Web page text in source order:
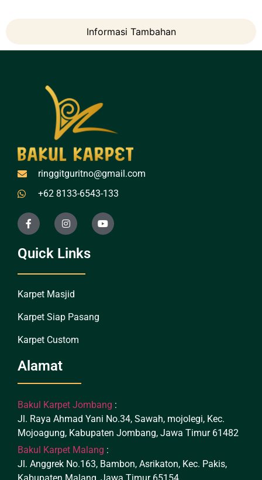
Informasi Tambahan
ringgitguritno@gmail.com
+62 8133-6543-133
Quick Links
Karpet Masjid
Karpet Siap Pasang
Karpet Custom
Alamat
Bakul Karpet Jombang :
Jl. Raya Ahmad Yani No.34, Sawah, mojolegi, Kec.
Mojoagung, Kabupaten Jombang, Jawa Timur 61482
Bakul Karpet Malang :
Jl. Anggrek No.163, Bambon, Asrikaton, Kec. Pakis,